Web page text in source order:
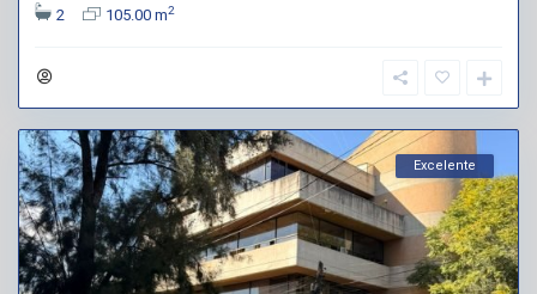
2
105.00 m2
Excelente